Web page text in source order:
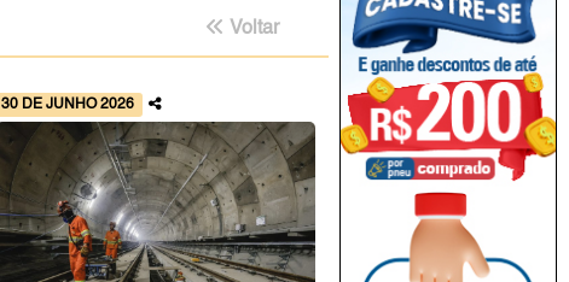
Voltar
30 DE JUNHO 2026